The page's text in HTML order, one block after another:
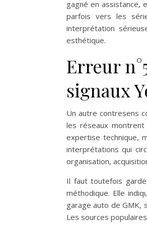
gagné en assistance,
parfois vers les
interprétation
esthétique.
Erreur
signaux
Un autre contresens
les réseaux
expertise technique,
interprétations qui
organisation,
Il faut toutefois
méthodique. Elle
garage auto de GMK,
Les sources